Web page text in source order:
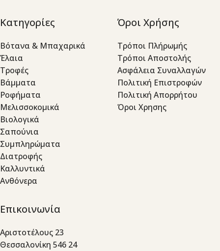
Κατηγορίες
Βότανα & Μπαχαρικά
Έλαια
Τροφές
Βάμματα
Ροφήματα
Μελισσοκομικά
Βιολογικά
Σαπούνια
Συμπληρώματα
Διατροφής
Καλλυντικά
Ανθόνερα
Όροι Χρήσης
Τρόποι Πλήρωμής
Τρόποι Αποστολής
Ασφάλεια Συναλλαγών
Πολιτική Επιστροφών
Πολιτική Απορρήτου
Όροι Χρησης
Επικοινωνία
Αριστοτέλους 23
Θεσσαλονίκη 546 24